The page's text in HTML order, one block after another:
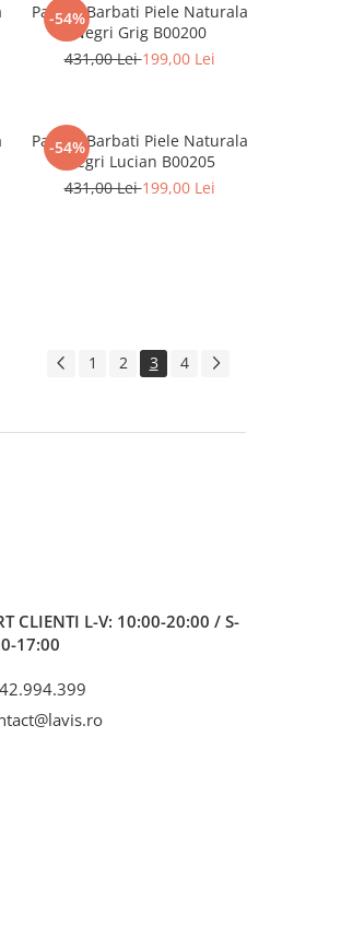
-54%
Pantofi Barbati Piele Naturala
Negri Grig B00200
431,00 Lei199,00 Lei
-54%
Pantofi Barbati Piele Naturala
Negri Lucian B00205
431,00 Lei199,00 Lei
1 2 3 4
CLIENTI L-V: 10:00-20:00 / S-
17:00